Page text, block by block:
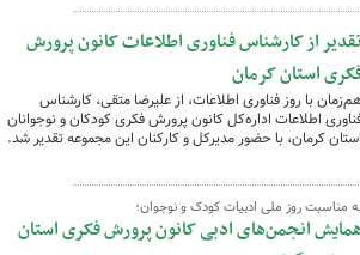
از کارشناس فناوری اطلاعات کانون پرورش
استان کرمان
با روز فناوری اطلاعات، از علیرضا متقی، کارشناس
اطلاعات اداره‌کل کانون پرورش فکری کودکان و نوجوانان
استان کرمان، با حضور مدیرکل و کارکنان این مجموعه تقدیر شد.
مناسبت روز ملی ادبیات کودک و نوجوان؛
انجمن‌های ادبی کانون پرورش فکری استان